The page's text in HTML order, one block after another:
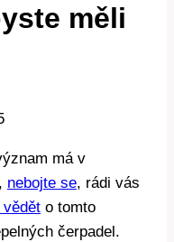
měli
má v
nebojte se, rádi vás
vědět o tomto
čerpadel.